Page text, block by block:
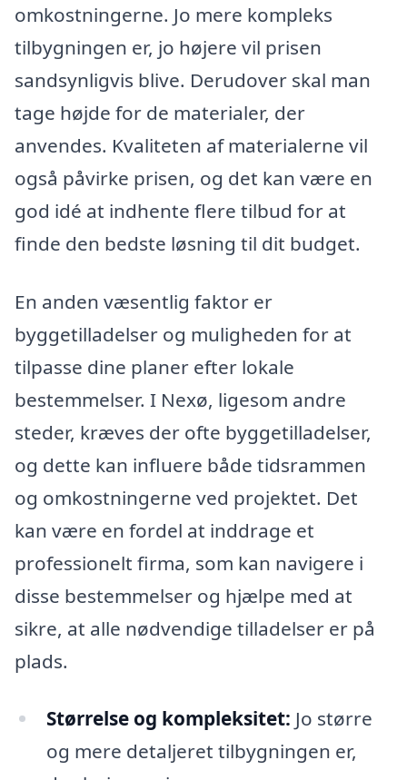
omkostningerne. Jo mere kompleks
tilbygningen er, jo højere vil prisen
sandsynligvis blive. Derudover skal man
tage højde for de materialer, der
anvendes. Kvaliteten af materialerne vil
også påvirke prisen, og det kan være en
god idé at indhente flere tilbud for at
finde den bedste løsning til dit budget.
En anden væsentlig faktor er
byggetilladelser og muligheden for at
tilpasse dine planer efter lokale
bestemmelser. I Nexø, ligesom andre
steder, kræves der ofte byggetilladelser,
og dette kan influere både tidsrammen
og omkostningerne ved projektet. Det
kan være en fordel at inddrage et
professionelt firma, som kan navigere i
disse bestemmelser og hjælpe med at
sikre, at alle nødvendige tilladelser er på
plads.
Størrelse og kompleksitet: Jo større
og mere detaljeret tilbygningen er,